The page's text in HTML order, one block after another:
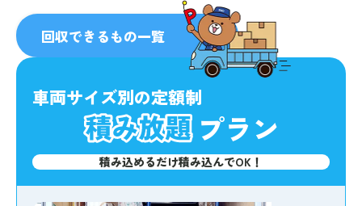
回収できるもの一覧
人気
No.1
車両サイズ別の定額制
プラン
積み込めるだけ積み込んでOK！